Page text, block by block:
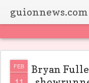
guionnews.com
FEB
Bryan